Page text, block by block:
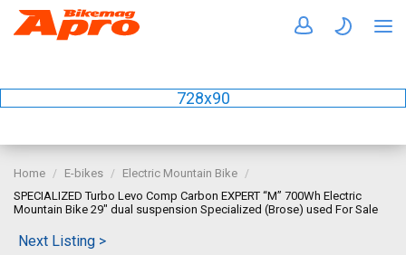
728x90
Home E-bikes
Electric Mountain Bike
SPECIALIZED Turbo Levo Comp Carbon EXPERT “M” 700Wh Electric
Mountain Bike 29" dual suspension Specialized (Brose) used For Sale
Next Listing >